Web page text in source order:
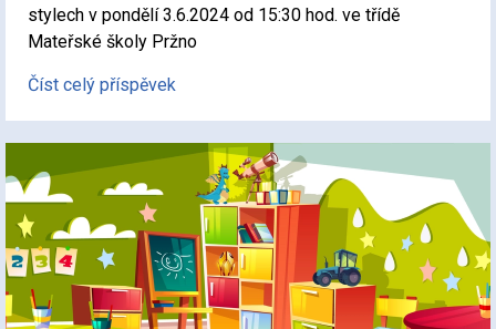
stylech v pondělí 3.6.2024 od 15:30 hod. ve třídě
Mateřské školy Pržno
Číst celý příspěvek